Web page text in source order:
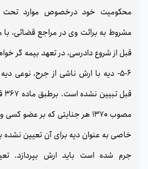
محکومیت خود درخصوص موارد تحت
مشروط به برائت وی در مراجع قضائی، با
قبل از شروع دادرسی، در تعهد بیمه گر
5-6- دیه با ارش ناشی از جرح، نوعی
مصوب 1370 هر جنایتی که بر عضو
خاصی به عنوان دیه برای آن تعیین
جرم شده است باید ارش بپردازد.